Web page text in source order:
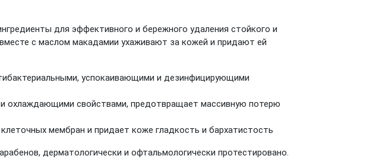
для эффективного и бережного удаления стойкого и
с маслом макадамии ухаживают за кожей и придают ей
успокаивающими и дезинфицирующими
свойствами, предотвращает массивную потерю
мембран и придает коже гладкость и бархатистость
дерматологически и офтальмологически протестировано.